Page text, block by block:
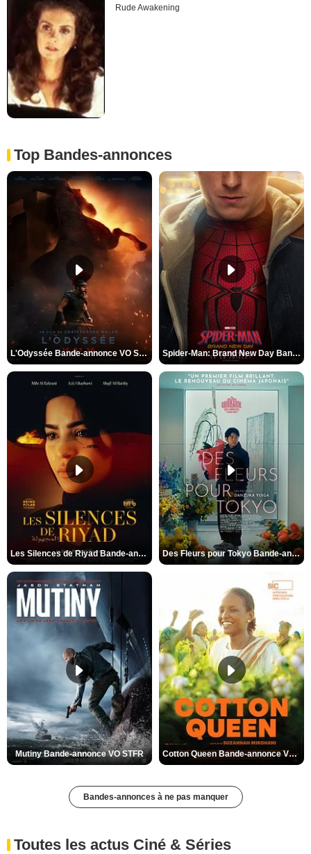
Rude Awakening
Top Bandes-annonces
L'Odyssée Bande-annonce VO STFR Spider-Man: Brand New Day Bande-annonce VO STFR
Les Silences de Riyad Bande-annonce VO STFR Des Fleurs pour Tokyo Bande-annonce VO STFR
Mutiny Bande-annonce VO STFR Cotton Queen Bande-annonce VO STFR
Bandes-annonces à ne pas manquer
Toutes les actus Ciné & Séries